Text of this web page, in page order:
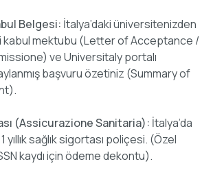
Belgesi: İtalya’daki üniversitenizden
kabul mektubu (Letter of Acceptance /
ve Universitaly portalı
başvuru özetiniz (Summary of
(Assicurazione Sanitaria): İtalya’da
yıllık sağlık sigortası poliçesi. (Özel
kaydı için ödeme dekontu).